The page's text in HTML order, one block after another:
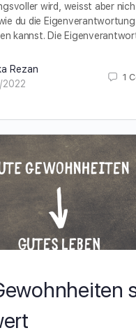
wird, weisst aber
du die
kannst. Die
Rezan
2022
1